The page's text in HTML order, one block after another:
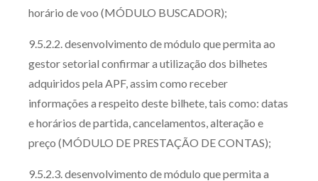
horário de voo (MÓDULO BUSCADOR);
9.5.2.2. desenvolvimento de módulo que permita ao
gestor setorial confirmar a utilização dos bilhetes
adquiridos pela APF, assim como receber
informações a respeito deste bilhete, tais como: datas
e horários de partida, cancelamentos, alteração e
preço (MÓDULO DE PRESTAÇÃO DE CONTAS);
9.5.2.3. desenvolvimento de módulo que permita a